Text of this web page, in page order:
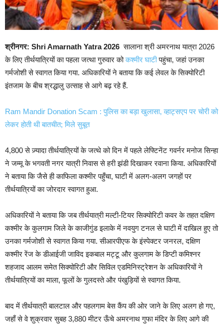
श्रीनगर: Shri Amarnath Yatra 2026 सालाना श्री अमरनाथ यात्रा 2026
के लिए तीर्थयात्रियों का पहला जत्था गुरुवार कोकश्मीर घाटीपहुंचा, जहां उनका
गर्मजोशी से स्वागत किया गया. अधिकारियों ने बताया कि कई लेवल के सिक्योरिटी
इंतजाम के बीच श्रद्धालु उत्साह से आगे बढ़ रहे हैं.
Ram Mandir Donation Scam : पुलिस का बड़ा खुलासा, व्हाट्सएप पर चोरी को
लेकर होती थी बातचीत; मिले सुबूत
4,800 से ज़्यादा तीर्थयात्रियों के जत्थे को दिन में पहले लेफ्टिनेंट गवर्नर मनोज सिन्हा
ने जम्मू के भगवती नगर यात्री निवास से हरी झंडी दिखाकर रवाना किया. अधिकारियों
ने बताया कि जैसे ही काफिला कश्मीर पहुँचा, घाटी में अलग-अलग जगहों पर
तीर्थयात्रियों का जोरदार स्वागत हुआ.
अधिकारियों ने बताया कि जब तीर्थयात्री मल्टी-टियर सिक्योरिटी कवर के तहत दक्षिण
कश्मीर के कुलगाम जिले के काजीगुंड इलाके में नवयुग टनल से घाटी में दाखिल हुए तो
उनका गर्मजोशी से स्वागत किया गया. सीआरपीएफ के इंस्पेक्टर जनरल, दक्षिण
कश्मीर रेंज के डीआईजी जाविद इकबाल मट्टू और कुलगाम के डिप्टी कमिश्नर
शहजाद आलम समेत सिक्योरिटी और सिविल एडमिनिस्ट्रेशन के अधिकारियों ने
तीर्थयात्रियों का माला, फूलों के गुलदस्ते और पंखुड़ियों से स्वागत किया.
बाद में तीर्थयात्री बालटाल और पहलगाम बेस कैंप की ओर जाने के लिए अलग हो गए,
जहाँ से वे शुक्रवार सुबह 3,880 मीटर ऊँचे अमरनाथ गुफा मंदिर के लिए आगे की